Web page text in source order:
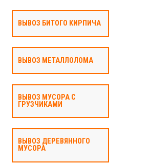
ВЫВОЗ БИТОГО КИРПИЧА
ВЫВОЗ МЕТАЛЛОЛОМА
ВЫВОЗ МУСОРА С
ГРУЗЧИКАМИ
ВЫВОЗ ДЕРЕВЯННОГО
МУСОРА